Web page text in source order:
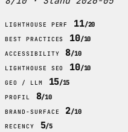
LIGHTHOUSE PERF 11/20
BEST PRACTICES 10/10
ACCESSIBILITY 8/10
LIGHTHOUSE SEO 10/10
GEO / LLM 15/15
PROFIL 8/10
BRAND-SURFACE 2/10
RECENCY 5/5